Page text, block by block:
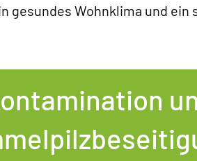
gesundes Wohnklima und ein